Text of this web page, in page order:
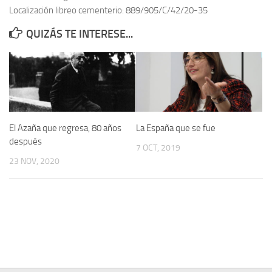
Memoria Histórica
Investigación previa de la represión en Talavera de la Reina (1937-
1947).
Informe Represión en Toledo 1936-1947 | Buscador
Informe de la fosa de abril de 1939 de Tembleque
Enciclopedia Republicana
Militantes históricos IR
Localización libreo cementerio: 889/905/C/42/20-35
QUIZÁS TE INTERESE...
El Azaña que regresa, 80 años
después
23 NOV, 2020
La España que se fue
7 OCT, 2019